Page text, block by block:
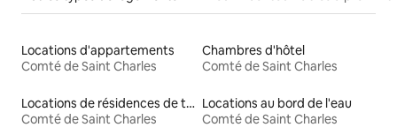
Locations d'appartements
Comté de Saint Charles
Chambres d'hôtel
Comté de Saint Charles
Locations de résidences de tourisme
Comté de Saint Charles
Locations au bord de l'eau
Comté de Saint Charles